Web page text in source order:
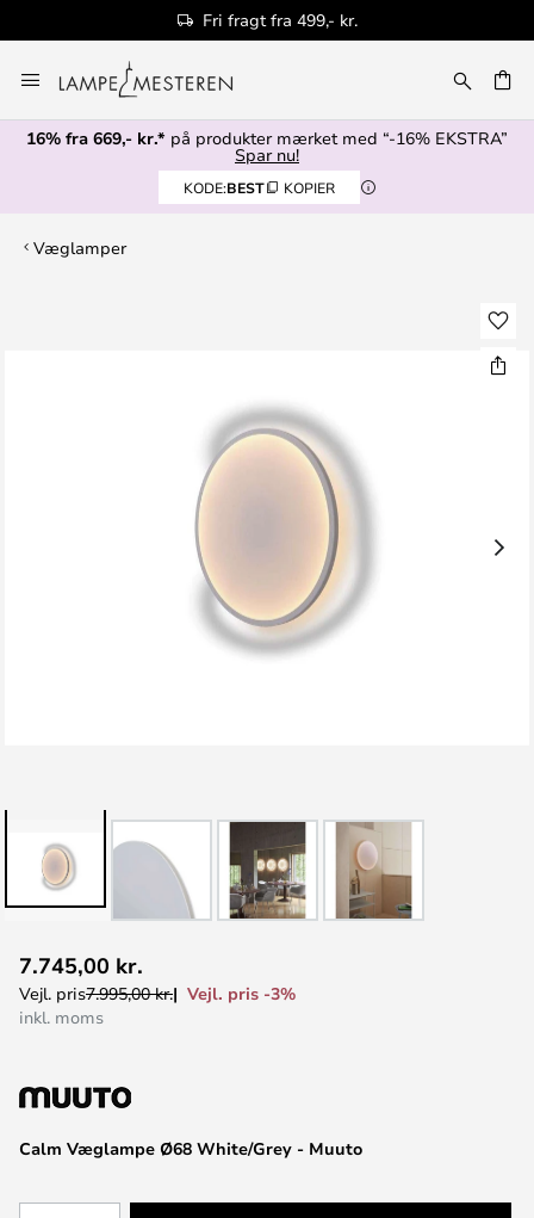
Fri fragt fra 499,- kr.
to
Content
16% fra 669,- kr.* på produkter mærket med “-16% EKSTRA”
Spar nu!
KODE:BEST KOPIER
Væglamper
til
starten
Calm Væglampe Ø68 White/Grey - Muuto
7.745,00 kr.
Vejl. pris7.995,00 kr.
Vejl. pris -3%
inkl. moms